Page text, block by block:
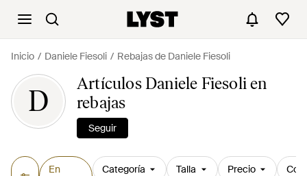
Inicio Daniele Fiesoli Rebajas de Daniele Fiesoli
D
Artículos Daniele Fiesoli en
rebajas
Seguir
En
Categoría Talla Precio